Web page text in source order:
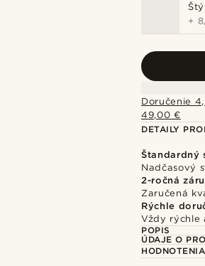
+
Doručenie
49,00 €
DETAILY
Štandardný
Nadčasový
2-ročná
Zaručená
Rýchle
Vždy rýchle
POPIS
ÚDAJE O